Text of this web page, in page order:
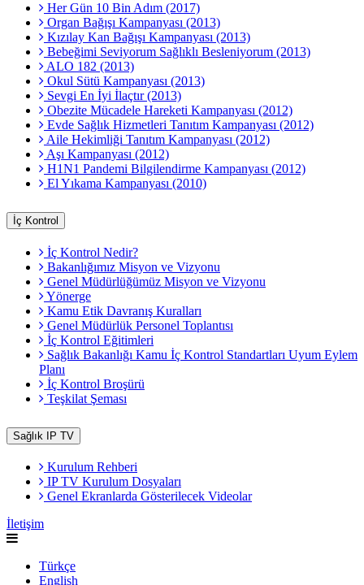
Her Gün 10 Bin Adım (2017)
Organ Bağışı Kampanyası (2013)
Kızılay Kan Bağışı Kampanyası (2013)
Bebeğimi Seviyorum Sağlıklı Besleniyorum (2013)
ALO 182 (2013)
Okul Sütü Kampanyası (2013)
Sevgi En İyi İlaçtır (2013)
Obezite Mücadele Hareketi Kampanyası (2012)
Evde Sağlık Hizmetleri Tanıtım Kampanyası (2012)
Aile Hekimliği Tanıtım Kampanyası (2012)
Aşı Kampanyası (2012)
H1N1 Pandemi Bilgilendirme Kampanyası (2012)
El Yıkama Kampanyası (2010)
İç Kontrol
İç Kontrol Nedir?
Bakanlığımız Misyon ve Vizyonu
Genel Müdürlüğümüz Misyon ve Vizyonu
Yönerge
Kamu Etik Davranış Kuralları
Genel Müdürlük Personel Toplantısı
İç Kontrol Eğitimleri
Sağlık Bakanlığı Kamu İç Kontrol Standartları Uyum Eylem
Planı
İç Kontrol Broşürü
Teşkilat Şeması
Sağlık IP TV
Kurulum Rehberi
IP TV Kurulum Dosyaları
Genel Ekranlarda Gösterilecek Videolar
İletişim
Türkçe
English